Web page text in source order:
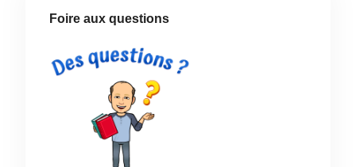
Foire aux questions